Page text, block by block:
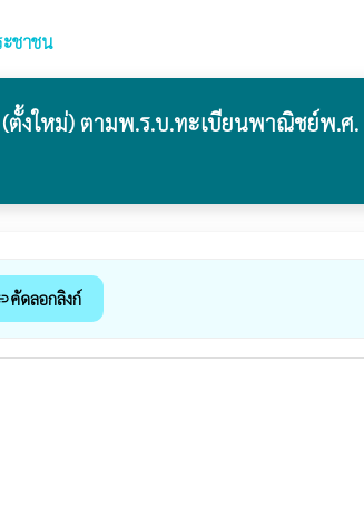
ชาชน
งใหม่) ตามพ.ร.บ.ทะเบียนพาณิชย์พ.
คัดลอกลิงก์